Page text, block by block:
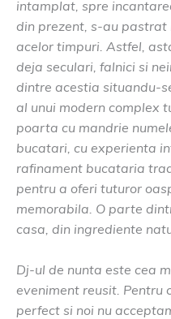
intamplat, spre
din prezent, s-au
acelor timpuri. Astfel,
deja seculari, falnici si
dintre acestia situandu-
al unui modern complex
poarta cu mandrie
bucatari, cu experienta
rafinament bucataria
pentru a oferi tuturor
memorabila. O parte
casa, din ingrediente
Dj-ul de nunta este cea
eveniment reusit. Pentru
perfect si noi nu